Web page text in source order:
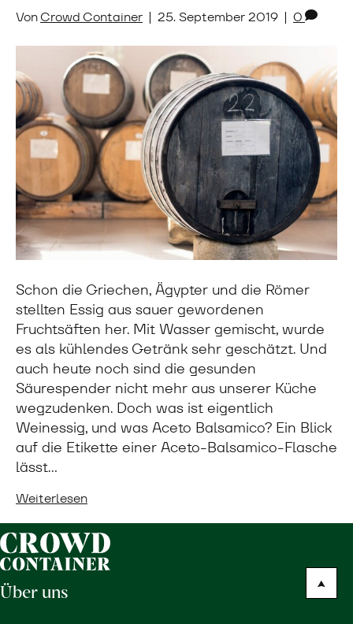
VonCrowd Container | 25. September 2019 | 0
Schon die Griechen, Ägypter und die Römer
stellten Essig aus sauer gewordenen
Fruchtsäften her. Mit Wasser gemischt, wurde
es als kühlendes Getränk sehr geschätzt. Und
auch heute noch sind die gesunden
Säurespender nicht mehr aus unserer Küche
wegzudenken. Doch was ist eigentlich
Weinessig, und was Aceto Balsamico? Ein Blick
auf die Etikette einer Aceto-Balsamico-Flasche
lässt…
Weiterlesen
Über uns